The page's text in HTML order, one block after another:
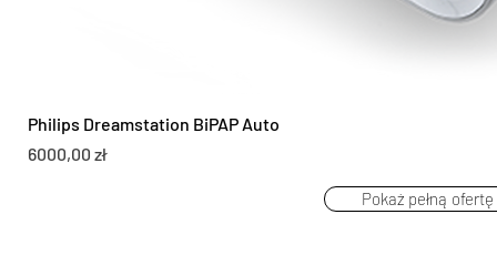
Philips Dreamstation BiPAP Auto
Cena
6000,00 zł
Pokaż pełną ofertę